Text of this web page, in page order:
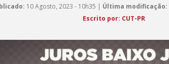
10 Agosto, 2023 - 10h35 | Última modificação:
Escrito por: CUT-PR